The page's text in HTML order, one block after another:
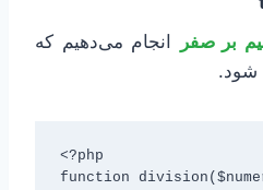
بر صفر
انجام می‌دهیم که
شود.
<?php
function